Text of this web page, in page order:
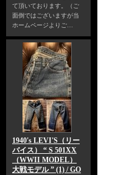
て頂いております。（ご
面倒ではございますが当
ホームページよりご…
1940's LEVI'S（リー
バイス） “ S 501XX
（WWII MODEL）
大戦モデル ” (1) / GO